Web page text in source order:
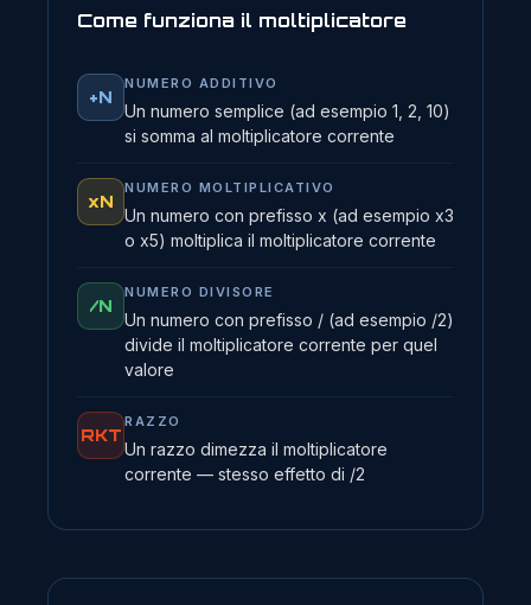
Come funziona il moltiplicatore
+N
NUMERO ADDITIVO
Un numero semplice (ad esempio 1, 2, 10)
si somma al moltiplicatore corrente
xN
NUMERO MOLTIPLICATIVO
Un numero con prefisso x (ad esempio x3
o x5) moltiplica il moltiplicatore corrente
/N
NUMERO DIVISORE
Un numero con prefisso / (ad esempio /2)
divide il moltiplicatore corrente per quel
valore
RKT
RAZZO
Un razzo dimezza il moltiplicatore
corrente — stesso effetto di /2